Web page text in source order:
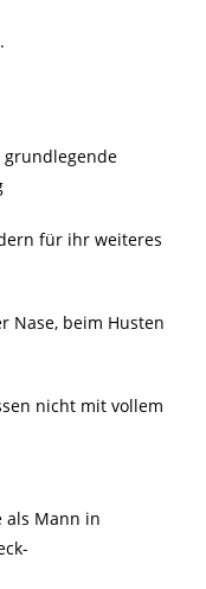
für ihr weiteres
Nase, beim Husten
nicht mit vollem
als Mann in